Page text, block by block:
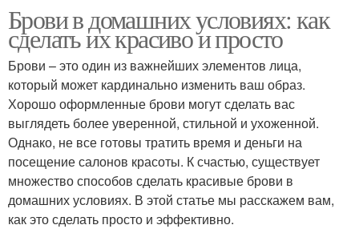
Брови в домашних условиях: как
сделать их красиво и просто
Брови – это один из важнейших элементов лица,
который может кардинально изменить ваш образ.
Хорошо оформленные брови могут сделать вас
выглядеть более уверенной, стильной и ухоженной.
Однако, не все готовы тратить время и деньги на
посещение салонов красоты. К счастью, существует
множество способов сделать красивые брови в
домашних условиях. В этой статье мы расскажем вам,
как это сделать просто и эффективно.